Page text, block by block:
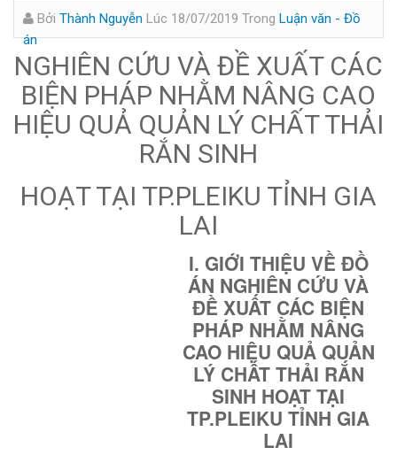
Bởi Thành Nguyễn Lúc 18/07/2019 Trong Luận văn - Đồ
án
NGHIÊN CỨU VÀ ĐỀ XUẤT CÁC
BIỆN PHÁP NHẰM NÂNG CAO
HIỆU QUẢ QUẢN LÝ CHẤT THẢI
RẮN SINH
HOẠT TẠI TP.PLEIKU TỈNH GIA
LAI
I. GIỚI THIỆU VỀ ĐỒ
ÁN NGHIÊN CỨU VÀ
ĐỀ XUẤT CÁC BIỆN
PHÁP NHẰM NÂNG
CAO HIỆU QUẢ QUẢN
LÝ CHẤT THẢI RẮN
SINH HOẠT TẠI
TP.PLEIKU TỈNH GIA
LAI